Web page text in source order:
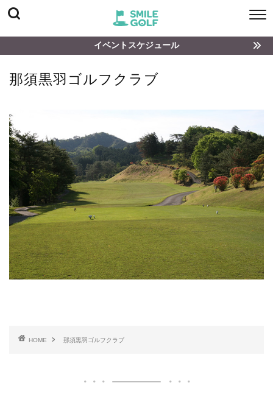
イベントスケジュール
那須黒羽ゴルフクラブ
HOME 那須黒羽ゴルフクラブ